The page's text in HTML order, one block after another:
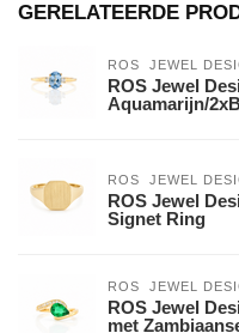
GERELATEERDE
ROS  JEWEL
ROS Jewel
Aquamarijn/
ROS  JEWEL
ROS Jewel
Signet Ring
ROS  JEWEL
ROS Jewel
met